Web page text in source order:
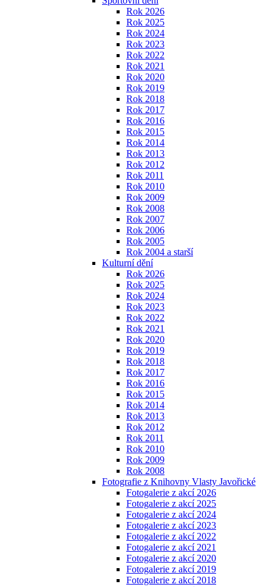
Rok 2026
Rok 2025
Rok 2024
Rok 2023
Rok 2022
Rok 2021
Rok 2020
Rok 2019
Rok 2018
Rok 2017
Rok 2016
Rok 2015
Rok 2014
Rok 2013
Rok 2012
Rok 2011
Rok 2010
Rok 2009
Rok 2008
Rok 2007
Rok 2006
Rok 2005
Rok 2004 a starší
Kulturní dění
Rok 2026
Rok 2025
Rok 2024
Rok 2023
Rok 2022
Rok 2021
Rok 2020
Rok 2019
Rok 2018
Rok 2017
Rok 2016
Rok 2015
Rok 2014
Rok 2013
Rok 2012
Rok 2011
Rok 2010
Rok 2009
Rok 2008
Fotografie z Knihovny Vlasty Javořické
Fotogalerie z akcí 2026
Fotogalerie z akcí 2025
Fotogalerie z akcí 2024
Fotogalerie z akcí 2023
Fotogalerie z akcí 2022
Fotogalerie z akcí 2021
Fotogalerie z akcí 2020
Fotogalerie z akcí 2019
Fotogalerie z akcí 2018